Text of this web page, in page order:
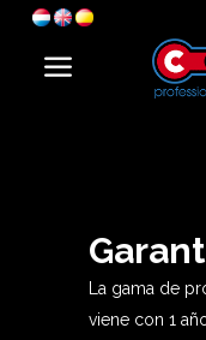
La gama de
viene con 1